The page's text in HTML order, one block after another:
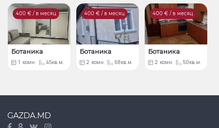
400 € / в месяц
Ботаника
1 комн. 45кв.м.
400 € / в месяц
Ботаника
2 комн. 68кв.м.
400 € / в месяц
Ботаника
2 комн. 50кв.м.
GAZDA.MD